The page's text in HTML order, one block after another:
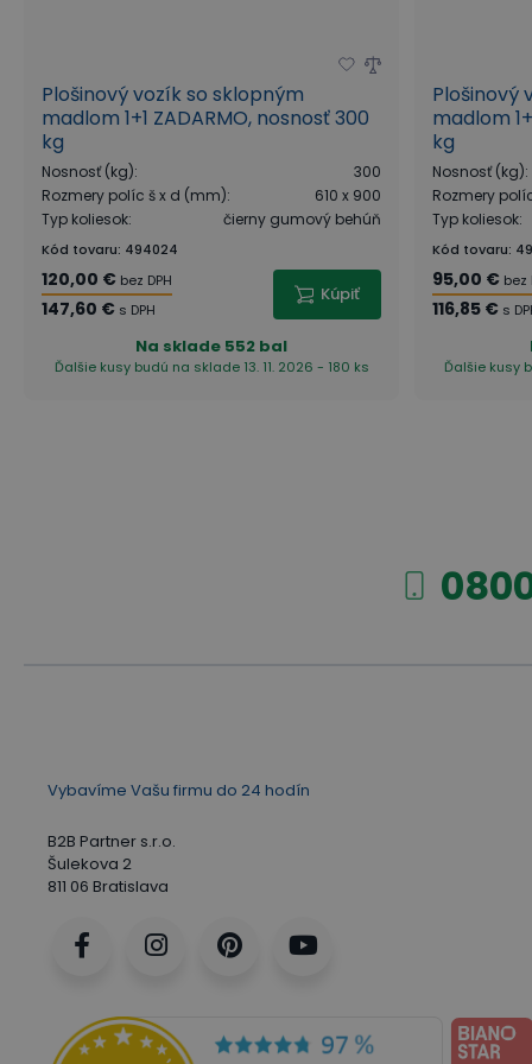
Plošinový vozík so sklopným
madlom 1+1 ZADARMO, nosnosť 300
kg
Nosnosť (kg):
300
Rozmery políc š x d (mm):
610 x 900
Typ koliesok: čierny gumový behúň
Kód tovaru: 494024
120,00 € bez DPH
147,60 € s DPH
Kúpiť
Na sklade 552 bal
Ďalšie kusy budú na sklade 13. 11. 2026 - 180 ks
Plošinový
madlom
kg
Nosnosť (kg):
Rozmery
Typ koliesok:
Kód tovaru:
95,00 € bez
116,85 € s
Ďalšie kusy
Teplotná a chemická odolnosť, oteruvzdornosť
Vybavíme Vašu firmu do 24 hodín
B2B Partner s.r.o.
Šulekova 2
811 06 Bratislava